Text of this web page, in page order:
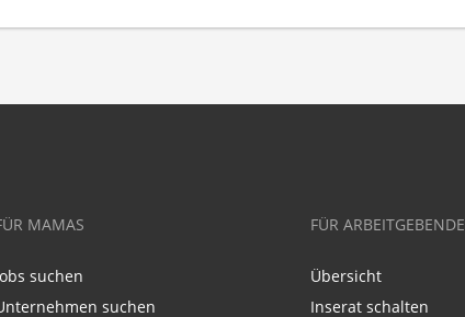
MAMAS
suchen
suchen
FÜR ARBEITGEBENDE
Übersicht
Inserat schalten